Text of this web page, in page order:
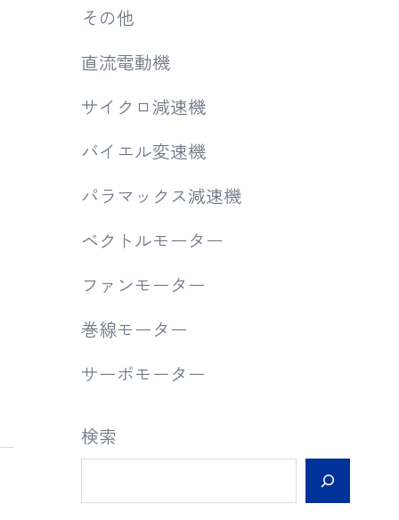
その他
直流電動機
サイクロ減速機
バイエル変速機
パラマックス減速機
ベクトルモーター
ファンモーター
巻線モーター
サーボモーター
検索